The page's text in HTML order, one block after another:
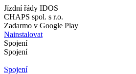
Jízdní řády IDOS
CHAPS spol. s r.o.
Zadarmo v Google Play
Nainstalovat
Spojení
Spojení
Spojení